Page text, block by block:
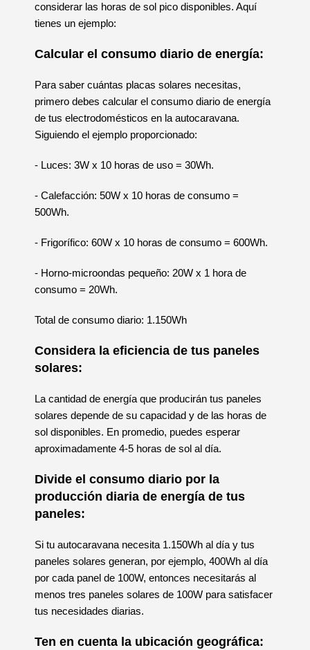
considerar las horas de sol pico disponibles. Aquí
tienes un ejemplo:
Calcular el consumo diario de energía:
Para saber cuántas placas solares necesitas,
primero debes calcular el consumo diario de energía
de tus electrodomésticos en la autocaravana.
Siguiendo el ejemplo proporcionado:
- Luces: 3W x 10 horas de uso = 30Wh.
- Calefacción: 50W x 10 horas de consumo =
500Wh.
- Frigorífico: 60W x 10 horas de consumo = 600Wh.
- Horno-microondas pequeño: 20W x 1 hora de
consumo = 20Wh.
Total de consumo diario: 1.150Wh
Considera la eficiencia de tus paneles
solares:
La cantidad de energía que producirán tus paneles
solares depende de su capacidad y de las horas de
sol disponibles. En promedio, puedes esperar
aproximadamente 4-5 horas de sol al día.
Divide el consumo diario por la
producción diaria de energía de tus
paneles:
Si tu autocaravana necesita 1.150Wh al día y tus
paneles solares generan, por ejemplo, 400Wh al día
por cada panel de 100W, entonces necesitarás al
menos tres paneles solares de 100W para satisfacer
tus necesidades diarias.
Ten en cuenta la ubicación geográfica: